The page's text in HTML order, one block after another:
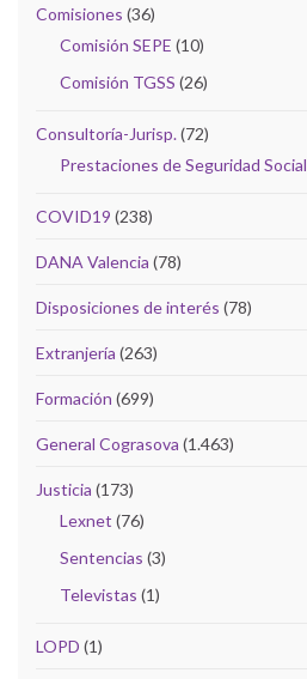
Comisiones (36)
Comisión SEPE (10)
Comisión TGSS (26)
Consultoría-Jurisp.(72)
Prestaciones de Seguridad Social
COVID19 (238)
DANA Valencia (78)
Disposiciones de interés (78)
Extranjería (263)
Formación (699)
General Cograsova (1.463)
Justicia (173)
Lexnet (76)
Sentencias (3)
Televistas (1)
LOPD (1)